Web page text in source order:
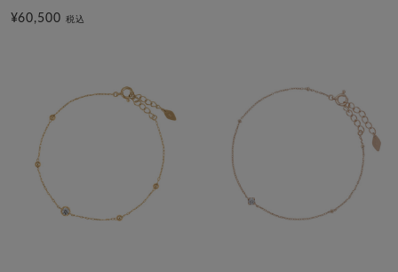
¥60,500税込